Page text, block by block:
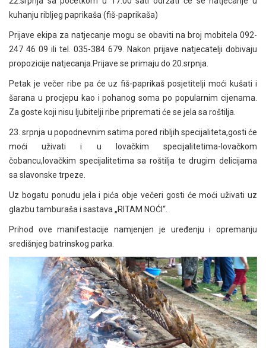
kuhanju ribljeg paprikaša (fiš-paprikaša)
Prijave ekipa za natjecanje mogu se obaviti na broj mobitela 092-
247 46 09 ili tel. 035-384 679. Nakon prijave natjecatelji dobivaju
propozicije natjecanja.Prijave se primaju do 20.srpnja.
Petak je večer ribe pa će uz fiš-paprikaš posjetitelji moći kušati i
šarana u procjepu kao i pohanog soma po popularnim cijenama.
Za goste koji nisu ljubitelji ribe pripremati će se jela sa roštilja.
23. srpnja u popodnevnim satima pored ribljih specijaliteta,gosti će
moći uživati i u lovačkim specijalitetima-lovačkom
čobancu,lovačkim specijalitetima sa roštilja te drugim delicijama
sa slavonske trpeze.
Uz bogatu ponudu jela i pića obje večeri gosti će moći uživati uz
glazbu tamburaša i sastava „RITAM NOĆI“.
Prihod ove manifestacije namjenjen je uređenju i opremanju
središnjeg batrinskog parka.